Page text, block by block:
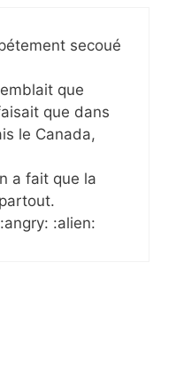
secoué
que
que dans
le Canada,
a fait que la
:alien: